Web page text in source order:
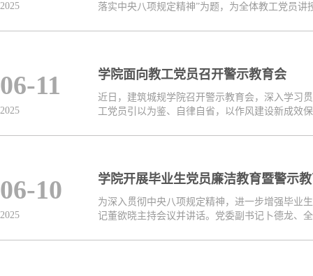
2025
落实中央八项规定精神”为题，为全体教工党员讲
06-11
2025
学院面向教工党员召开警示教育会
近日，建筑城规学院召开警示教育会，深入学习
工党员引以为鉴、自律自省，以作风建设新成效
06-10
2025
学院开展毕业生党员廉洁教育暨警示
为深入贯彻中央八项规定精神，进一步增强毕业
记董欲晓主持会议并讲话。党委副书记卜德龙、